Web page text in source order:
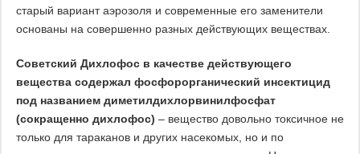
старый вариант аэрозоля и современные его заменители
основаны на совершенно разных действующих веществах.
Советский Дихлофос в качестве действующего
вещества содержал фосфорорганический инсектицид
под названием диметилдихлорвинилфосфат
(сокращенно дихлофос) – вещество довольно токсичное не
только для тараканов и других насекомых, но и по